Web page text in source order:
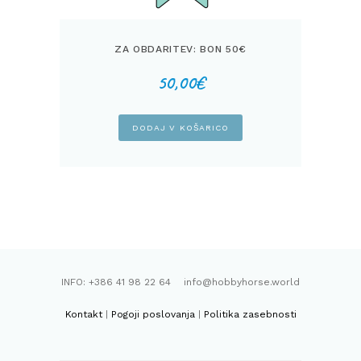
ZA OBDARITEV: BON 50€
50,00€
DODAJ V KOŠARICO
INFO: +386 41 98 22 64 info@hobbyhorse.world
Kontakt| Pogoji poslovanja| Politika zasebnosti